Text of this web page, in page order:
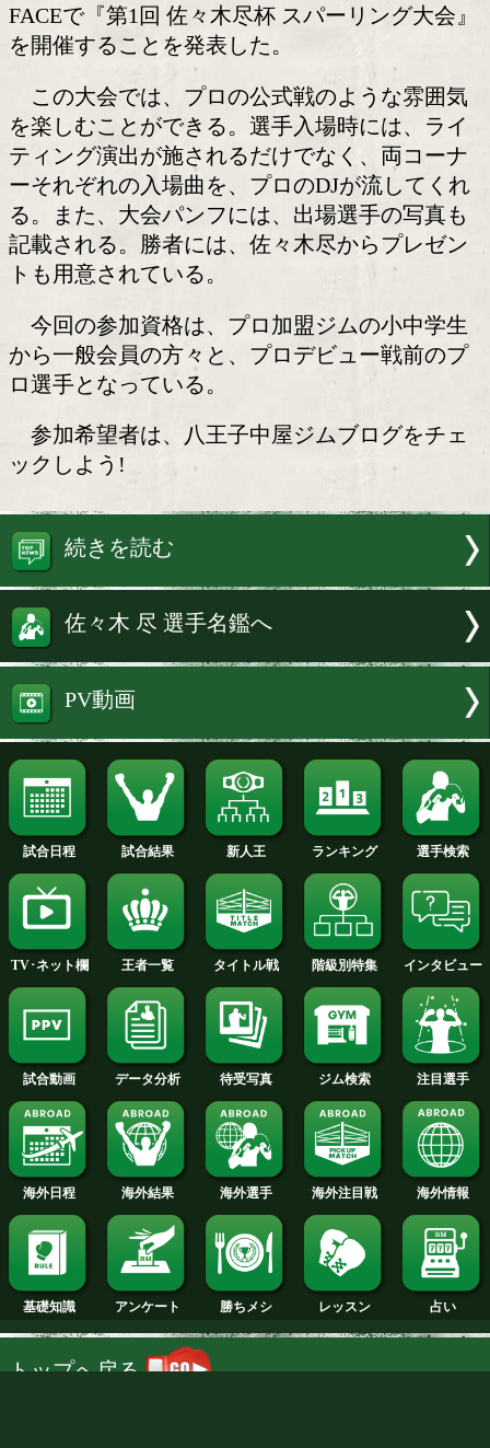
日本人初のウェルター級世界チャン
目指して準備を進めている佐々木尽(23)
する八王子中屋ジムが7日、今年のゴー
ィークの最終日となる5月6日(火・祝)に
FACEで『第1回 佐々木尽杯 スパーリン
を開催することを発表した。
この大会では、プロの公式戦のよう
を楽しむことができる。選手入場時に
ティング演出が施されるだけでなく、
ーそれぞれの入場曲を、プロのDJが流
る。また、大会パンフには、出場選手
トも用意されている。
今回の参加資格は、プロ加盟ジムの小
から一般会員の方々と、プロデビュー
ロ選手となっている。
参加希望者は、八王子中屋ジムブログ
ックしよう!
続きを読む
佐々木 尽 選手名鑑へ
PV動画
試合日程 試合結果 ランキング
TV･ネット欄 王者一覧 タイトル戦 階級別特集